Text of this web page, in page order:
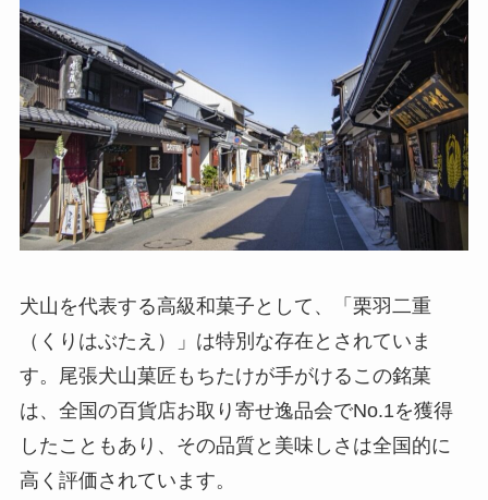
犬山を代表する高級和菓子として、「栗羽二重
（くりはぶたえ）」は特別な存在とされていま
す。尾張犬山菓匠もちたけが手がけるこの銘菓
は、全国の百貨店お取り寄せ逸品会でNo.1を獲得
したこともあり、その品質と美味しさは全国的に
高く評価されています。